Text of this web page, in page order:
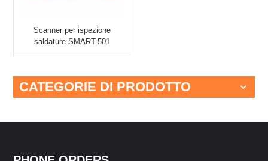
Scanner per ispezione
saldature SMART-501
CATEGORIE DI PRODOTTO